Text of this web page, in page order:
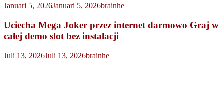
Januari 5, 2026Januari 5, 2026brainhe
Uciecha Mega Joker przez internet darmowo Graj w
całej demo slot bez instalacji
Juli 13, 2026Juli 13, 2026brainhe